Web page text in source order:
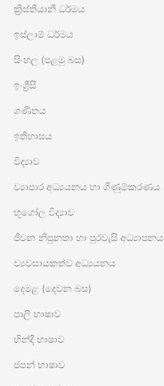
ක්‍රිස්තියානි ධර්මය
ඉස්ලාම් ධර්මය
සිංහල (පළමු බස)
ඉංග්‍රීසි
ගණිතය
ඉතිහාසය
විද්‍යාව
ව්‍යාපාර අධ්‍යයනය හා ගිණුම්කරණය
භූගෝල විද්‍යාව
ජීවන නිපුනතා හා පුරවැසි අධ්‍යාපනය
ව්‍යවසායකත්ව අධ්‍යයනය
දෙමළ (දෙවන බස)
පාලි භාෂාව
හින්දි භාෂාව
ජපන් භාෂාව